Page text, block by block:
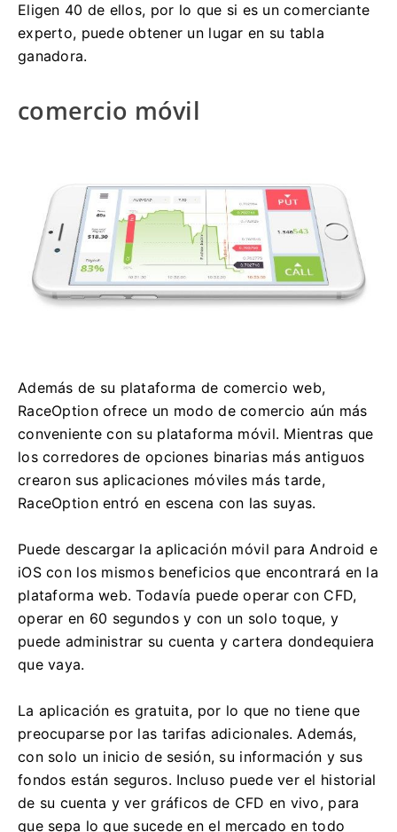
Eligen 40 de ellos, por lo que si es un comerciante
experto, puede obtener un lugar en su tabla
ganadora.
comercio móvil
Además de su plataforma de comercio web,
RaceOption ofrece un modo de comercio aún más
conveniente con su plataforma móvil. Mientras que
los corredores de opciones binarias más antiguos
crearon sus aplicaciones móviles más tarde,
RaceOption entró en escena con las suyas.
Puede descargar la aplicación móvil para Android e
iOS con los mismos beneficios que encontrará en la
plataforma web.Todavía puede operar con CFD,
operar en 60 segundos y con un solo toque, y
puede administrar su cuenta y cartera dondequiera
que vaya.
La aplicación es gratuita, por lo que no tiene que
preocuparse por las tarifas adicionales.Además,
con solo un inicio de sesión, su información y sus
fondos están seguros. Incluso puede ver el historial
de su cuenta y ver gráficos de CFD en vivo, para
que sepa lo que sucede en el mercado en todo